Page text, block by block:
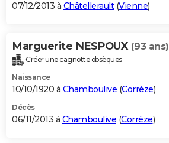
07/12/2013 à Châtellerault(Vienne)
Marguerite NESPOUX (93 ans)
Créer une cagnotte obsèques
Naissance
10/10/1920 à Chamboulive (Corrèze)
Décès
06/11/2013 à Chamboulive (Corrèze)